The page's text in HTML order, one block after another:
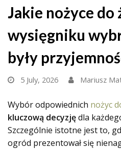
Jakie nożyce do
wysięgniku
były
5 July, 2026 Mariusz
Wybór odpowiednich nożyc
kluczową decyzjędla
Szczególnie istotne jest to,
ogród prezentował się